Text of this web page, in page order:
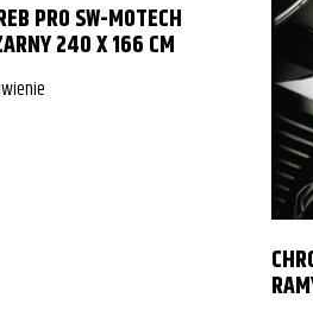
PRO SW-MOTECH
240 X 166 CM